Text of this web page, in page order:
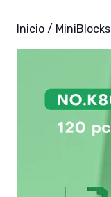
Inicio / MiniBlocks